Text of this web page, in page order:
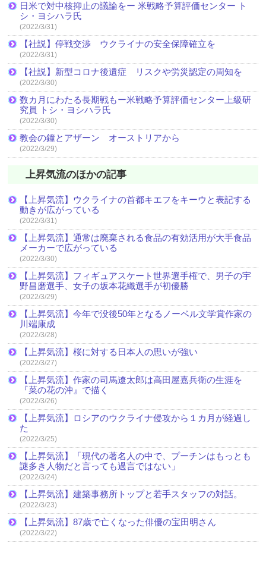
日米で対中核抑止の議論をー 米戦略予算評価センター ト
シ・ヨシハラ氏
(2022/3/31)
【社説】停戦交渉 ウクライナの安全保障確立を
(2022/3/31)
【社説】新型コロナ後遺症 リスクや労災認定の周知を
(2022/3/30)
数カ月にわたる長期戦もー米戦略予算評価センター上級研
究員 トシ・ヨシハラ氏
(2022/3/30)
教会の鐘とアザーン オーストリアから
(2022/3/29)
上昇気流のほかの記事
【上昇気流】ウクライナの首都キエフをキーウと表記する
動きが広がっている
(2022/3/31)
【上昇気流】通常は廃棄される食品の有効活用が大手食品
メーカーで広がっている
(2022/3/30)
【上昇気流】フィギュアスケート世界選手権で、男子の宇
野昌磨選手、女子の坂本花織選手が初優勝
(2022/3/29)
【上昇気流】今年で没後50年となるノーベル文学賞作家の
川端康成
(2022/3/28)
【上昇気流】桜に対する日本人の思いが強い
(2022/3/27)
【上昇気流】作家の司馬遼太郎は高田屋嘉兵衛の生涯を
『菜の花の沖』で描く
(2022/3/26)
【上昇気流】ロシアのウクライナ侵攻から１カ月が経過し
た
(2022/3/25)
【上昇気流】「現代の著名人の中で、プーチンはもっとも
謎多き人物だと言っても過言ではない」
(2022/3/24)
【上昇気流】建築事務所トップと若手スタッフの対話。
(2022/3/23)
【上昇気流】87歳で亡くなった俳優の宝田明さん
(2022/3/22)